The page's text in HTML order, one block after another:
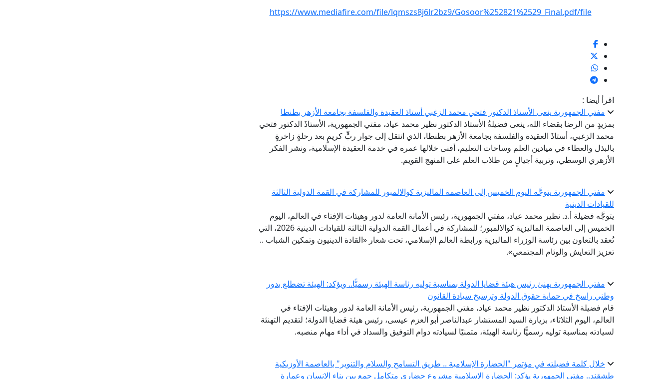
https://www.mediafire.com/file/lqmszs8j6lr2bz9/Gosoor%252821%2529_Final.pdf/file
اقرأ أيضا :
مفتي الجمهورية ينعى الأستاذ الدكتور فتحي محمد الزغبي أستاذ العقيدة والفلسفة بجامعة الأزهر بطنطا
بمزيدٍ من الرضا بقضاء الله، ينعى فضيلةُ الأستاذ الدكتور نظير محمد عياد، مفتي الجمهورية، الأستاذَ الدكتور فتحي
محمد الزغبي، أستاذَ العقيدة والفلسفة بجامعة الأزهر بطنطا، الذي انتقل إلى جوار ربٍّ كريمٍ بعد رحلةٍ زاخرةٍ
بالبذل والعطاء في ميادين العلم وساحات التعليم، أفنى خلالها عمره في خدمة العقيدة الإسلامية، ونشر الفكر
الأزهري الوسطي، وتربية أجيالٍ من طلاب العلم على المنهج القويم.
مفتي الجمهورية يتوجَّه اليوم الخميس إلى العاصمة الماليزية كوالالمبور للمشاركة في القمة الدولية الثالثة
للقيادات الدينية
يتوجَّه فضيلة أ.د. نظير محمد عياد، مفتي الجمهورية، رئيس الأمانة العامة لدور وهيئات الإفتاء في العالم، اليوم
الخميس إلى العاصمة الماليزية كوالالمبور؛ للمشاركة في أعمال القمة الدولية الثالثة للقيادات الدينية 2026، التي
تُعقد بالتعاون بين رئاسة الوزراء الماليزية ورابطة العالم الإسلامي، تحت شعار «القادة الدينيون وتمكين الشباب ..
تعزيز التعايش والوئام المجتمعي».
مفتي الجمهورية يهنئ رئيس هيئة قضايا الدولة بمناسبة توليه رئاسة الهيئة رسميًّا.. ويؤكد: الهيئة تضطلع بدور
وطني راسخ في حماية حقوق الدولة وترسيخ سيادة القانون
قام فضيلة الأستاذ الدكتور نظير محمد عياد، مفتي الجمهورية، رئيس الأمانة العامة لدور وهيئات الإفتاء في
العالم، اليوم الثلاثاء، بزيارة السيد المستشار عبدالناصر أبو العزم عيسى، رئيس هيئة قضايا الدولة؛ لتقديم التهنئة
لسيادته بمناسبة توليه رسميًّا رئاسة الهيئة، متمنيًا لسيادته دوام التوفيق والسداد في أداء مهام منصبه.
خلال كلمة فضيلته في مؤتمر "الحضارة الإسلامية .. طريق التسامح والسلام والتنوير" بالعاصمة الأوزبكية
طشقند.. مفتي الجمهورية يؤكد: الحضارة الإسلامية مشروع حضاري متكامل جمع بين بناء الإنسان وعمارة